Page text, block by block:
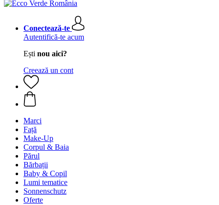
Conectează-te
Autentifică-te acum
Ești nou aici?
Creează un cont
Marci
Față
Make-Up
Corpul & Baia
Părul
Bărbații
Baby & Copil
Lumi tematice
Sonnenschutz
Oferte